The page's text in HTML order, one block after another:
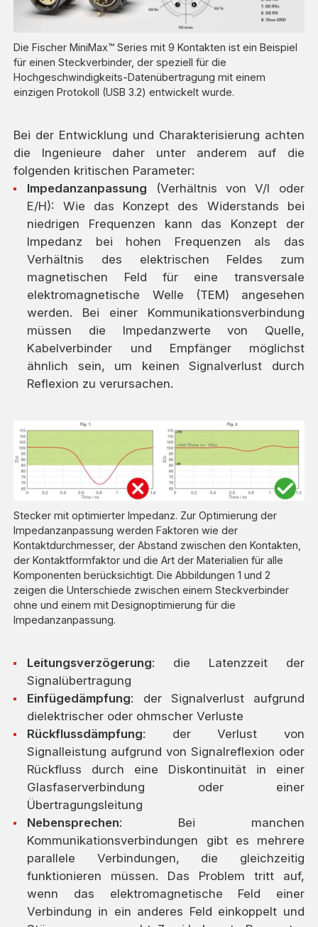
Die Fischer MiniMax™ Series mit 9 Kontakten ist ein Beispiel
für einen Steckverbinder, der speziell für die
Hochgeschwindigkeits-Datenübertragung mit einem
einzigen Protokoll (USB 3.2) entwickelt wurde.
Bei der Entwicklung und Charakterisierung achten
die Ingenieure daher unter anderem auf die
folgenden kritischen Parameter:
Impedanzanpassung (Verhältnis von V/I oder
E/H): Wie das Konzept des Widerstands bei
niedrigen Frequenzen kann das Konzept der
Impedanz bei hohen Frequenzen als das
Verhältnis des elektrischen Feldes zum
magnetischen Feld für eine transversale
elektromagnetische Welle (TEM) angesehen
werden. Bei einer Kommunikationsverbindung
müssen die Impedanzwerte von Quelle,
Kabelverbinder und Empfänger möglichst
ähnlich sein, um keinen Signalverlust durch
Reflexion zu verursachen.
Stecker mit optimierter Impedanz. Zur Optimierung der
Impedanzanpassung werden Faktoren wie der
Kontaktdurchmesser, der Abstand zwischen den Kontakten,
der Kontaktformfaktor und die Art der Materialien für alle
Komponenten berücksichtigt. Die Abbildungen 1 und 2
zeigen die Unterschiede zwischen einem Steckverbinder
ohne und einem mit Designoptimierung für die
Impedanzanpassung.
Leitungsverzögerung: die Latenzzeit der
Signalübertragung
Einfügedämpfung: der Signalverlust aufgrund
dielektrischer oder ohmscher Verluste
Rückflussdämpfung: der Verlust von
Signalleistung aufgrund von Signalreflexion oder
Rückfluss durch eine Diskontinuität in einer
Glasfaserverbindung oder einer
Übertragungsleitung
Nebensprechen: Bei manchen
Kommunikationsverbindungen gibt es mehrere
parallele Verbindungen, die gleichzeitig
funktionieren müssen. Das Problem tritt auf,
wenn das elektromagnetische Feld einer
Verbindung in ein anderes Feld einkoppelt und